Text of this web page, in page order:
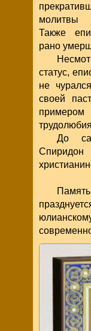
молитвы
Также
рано
статус,
не
своей
примером
До